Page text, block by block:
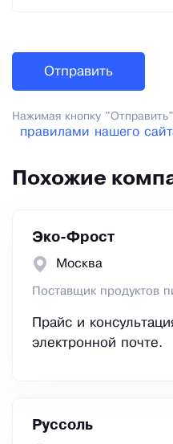
Нажимая кнопку
правилами нашего
Похожие
Эко-Фрост
Москва
Поставщик продуктов
Прайс и
электронной почте.
Руссоль